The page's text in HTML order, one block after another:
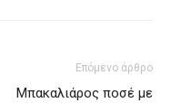
Επόμενο άρθρο
Μπακαλιάρος ποσέ με